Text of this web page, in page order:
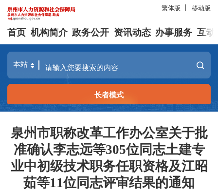
繁体版 移动版
首页 机构简介 政务公开 资讯动态 办事服务 互动
长者模式
泉州市职称改革工作办公室关于批
准确认李志远等305位同志土建专
业中初级技术职务任职资格及江昭
茹等11位同志评审结果的通知